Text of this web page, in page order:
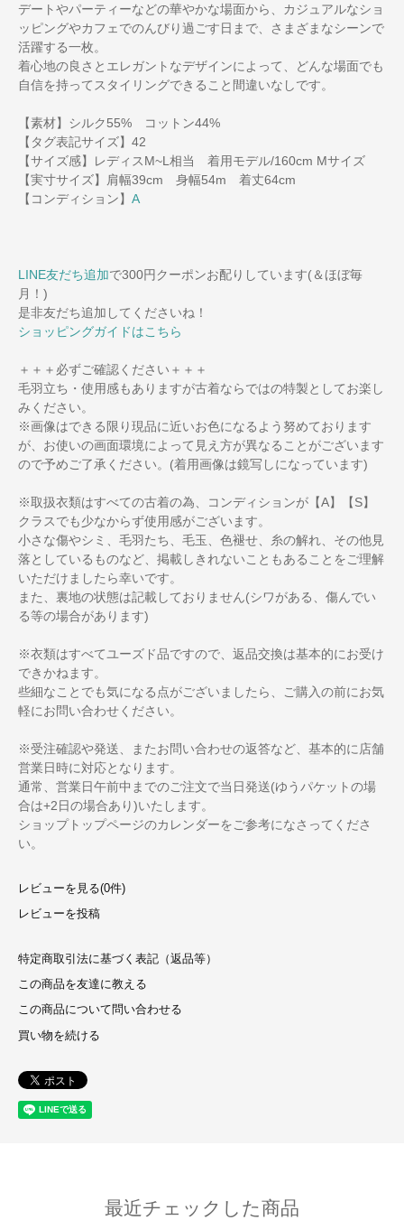
デートやパーティーなどの華やかな場面から、カジュアルなショ
ッピングやカフェでのんびり過ごす日まで、さまざまなシーンで
活躍する一枚。
着心地の良さとエレガントなデザインによって、どんな場面でも
自信を持ってスタイリングできること間違いなしです。
【素材】シルク55% コットン44%
【タグ表記サイズ】42
【サイズ感】レディスM~L相当 着用モデル/160cm Mサイズ
【実寸サイズ】肩幅39cm 身幅54m 着丈64cm
【コンディション】 A
LINE友だち追加で300円クーポンお配りしています(＆ほぼ毎
月！)
是非友だち追加してくださいね！
ショッピングガイドはこちら
＋＋＋必ずご確認ください＋＋＋
毛羽立ち・使用感もありますが古着ならではの特製としてお楽し
みください。
※画像はできる限り現品に近いお色になるよう努めております
が、お使いの画面環境によって見え方が異なることがございます
ので予めご了承ください。(着用画像は鏡写しになっています)
※取扱衣類はすべての古着の為、コンディションが【A】【S】
クラスでも少なからず使用感がございます。
小さな傷やシミ、毛羽たち、毛玉、色褪せ、糸の解れ、その他見
落としているものなど、掲載しきれないこともあることをご理解
いただけましたら幸いです。
また、裏地の状態は記載しておりません(シワがある、傷んでい
る等の場合があります)
※衣類はすべてユーズド品ですので、返品交換は基本的にお受け
できかねます。
些細なことでも気になる点がございましたら、ご購入の前にお気
軽にお問い合わせください。
※受注確認や発送、またお問い合わせの返答など、基本的に店舗
営業日時に対応となります。
通常、営業日午前中までのご注文で当日発送(ゆうパケットの場
合は+2日の場合あり)いたします。
ショップトップページのカレンダーをご参考になさってくださ
い。
レビューを見る(0件)
レビューを投稿
特定商取引法に基づく表記（返品等）
この商品を友達に教える
この商品について問い合わせる
買い物を続ける
最近チェックした商品